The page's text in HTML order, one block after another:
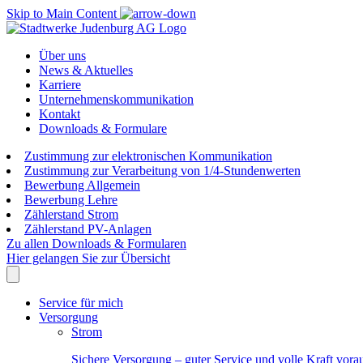
Skip to Main Content
Über uns
News & Aktuelles
Karriere
Unternehmenskommunikation
Kontakt
Downloads & Formulare
Zustimmung zur elektronischen Kommunikation
Zustimmung zur Verarbeitung von 1/4-Stundenwerten
Bewerbung Allgemein
Bewerbung Lehre
Zählerstand Strom
Zählerstand PV-Anlagen
Zu allen Downloads & Formularen
Hier gelangen Sie zur Übersicht
Service für mich
Versorgung
Strom
Sichere Versorgung – guter Service und volle Kraft